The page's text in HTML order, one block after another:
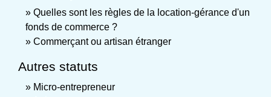
Quelles sont les règles de la location-gérance d'un
fonds de commerce ?
Commerçant ou artisan étranger
Autres statuts
Micro-entrepreneur